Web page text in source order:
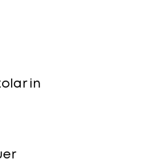
in